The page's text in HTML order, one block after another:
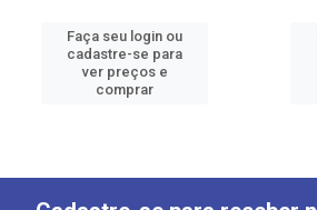
Faça seu login ou
cadastre-se para
ver preços e
comprar